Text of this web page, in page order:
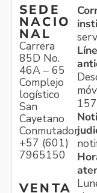
SEDE
NACIO
NAL
Carrera
85D No.
46A – 65
Complejo
logístico
San
Cayetano
Conmutador:
+57 (601)
7965150
VENTA
157